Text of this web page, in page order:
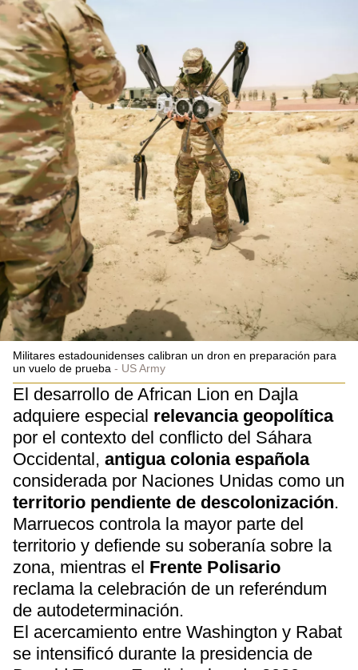
Militares estadounidenses calibran un dron en preparación para
un vuelo de prueba
US Army
El desarrollo de African Lion en Dajla
adquiere especial relevancia geopolítica
por el contexto del conflicto del Sáhara
Occidental, antigua colonia española
considerada por Naciones Unidas como un
territorio pendiente de descolonización.
Marruecos controla la mayor parte del
territorio y defiende su soberanía sobre la
zona, mientras el Frente Polisario
reclama la celebración de un referéndum
de autodeterminación.
El acercamiento entre Washington y Rabat
se intensificó durante la presidencia de